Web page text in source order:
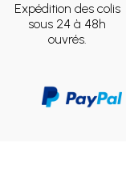
Expédition des colis
sous 24 à 48h
ouvrés.